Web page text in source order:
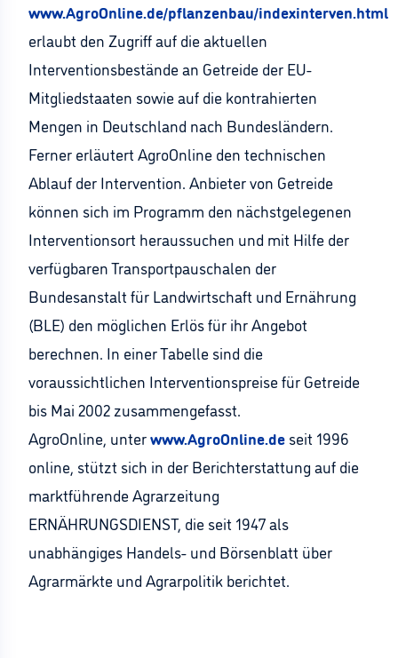
www.AgroOnline.de/pflanzenbau/indexinterven.html
erlaubt den Zugriff auf die aktuellen
Interventionsbestände an Getreide der EU-
Mitgliedstaaten sowie auf die kontrahierten
Mengen in Deutschland nach Bundesländern.
Ferner erläutert AgroOnline den technischen
Ablauf der Intervention. Anbieter von Getreide
können sich im Programm den nächstgelegenen
Interventionsort heraussuchen und mit Hilfe der
verfügbaren Transportpauschalen der
Bundesanstalt für Landwirtschaft und Ernährung
(BLE) den möglichen Erlös für ihr Angebot
berechnen. In einer Tabelle sind die
voraussichtlichen Interventionspreise für Getreide
bis Mai 2002 zusammengefasst.
AgroOnline, unterwww.AgroOnline.de seit 1996
online, stützt sich in der Berichterstattung auf die
marktführende Agrarzeitung
ERNÄHRUNGSDIENST, die seit 1947 als
unabhängiges Handels- und Börsenblatt über
Agrarmärkte und Agrarpolitik berichtet.